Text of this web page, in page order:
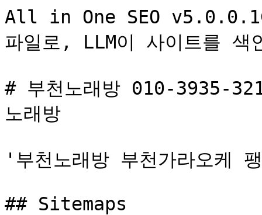
All in One SEO
파일로, LLM이 사이트를 색
# 부천노래방 010-3935-
노래방
'부천노래방 부천가라오케
## Sitemaps